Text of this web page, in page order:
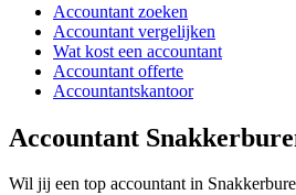
Accountant zoeken
Accountant vergelijken
Wat kost een accountant
Accountant offerte
Accountantskantoor
Accountant
Wil jij een top accountant in